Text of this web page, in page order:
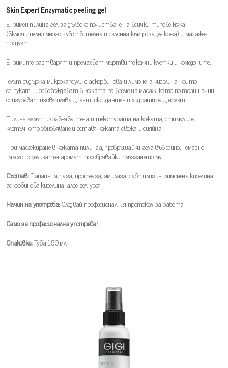
Skin Expert Enzymatic peeling gel
Eнзимен пилинг гел за дълбоко почистване на всички типове кожа
(включително много чувствителна и склонна към розацея кожа) и масажен
продукт.
Ензимите разтварят и премахват мъртвите кожни клетки и комедоните.
Гелът съдържа микрокапсули с аскорбинова и лимонена киселина, които
се„пукат" и освобождават в кожата по време на масаж, като по този начин
осигуряват изсветляващ, антиоксидантен и хидратиращ ефект.
Пилинг гелът изравнява тена и текстурата на кожата, стимулира
клетъчното обновяване и оставя кожата свежа и сияйна.
При масажиране в кожата пилинга, превръщайки гела във фино, немазно
„масло“ с деликатен аромат, подобрявайки плъзгането му.
Състав:Папаин, липаза, протеаза, амилаза, субтилизин, лимонена киселина,
аскорбинова киселина, алое гел, урея.
Начин на употреба:Следвай професионалния протокол за работа!
Само за професионална употреба!
Опаковка:Туба 150 мл